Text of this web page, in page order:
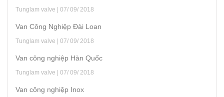
Tunglam valve | 07/ 09/ 2018
Van Công Nghiệp Đài Loan
Tunglam valve | 07/ 09/ 2018
Van công nghiệp Hàn Quốc
Tunglam valve | 07/ 09/ 2018
Van công nghiệp Inox